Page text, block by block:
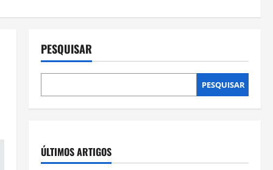
PESQUISAR
PESQUISAR
ÚLTIMOS ARTIGOS